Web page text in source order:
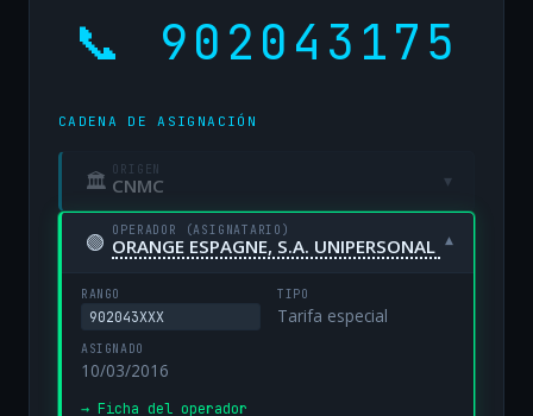
📞 902043175
CADENA DE ASIGNACIÓN
🏛 ORIGEN
CNMC ▾
🟢 OPERADOR (ASIGNATARIO)
ORANGE ESPAGNE, S.A. UNIPERSONAL ▾
RANGO
902043XXX
TIPO
Tarifa especial
ASIGNADO
10/03/2016
→ Ficha del operador